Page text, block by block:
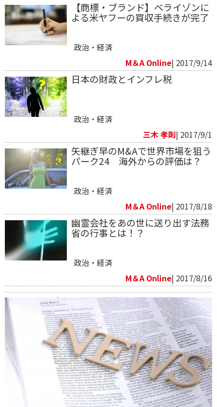
【商標・ブランド】ベライゾンに
よる米ヤフーの買収手続きが完了
政治・経済
M＆A Online| 2017/9/14
日本の財政とインフレ税
政治・経済
三木 孝則| 2017/9/1
矢継ぎ早のM&Aで世界市場を狙う
パーク24 海外からの評価は？
政治・経済
M＆A Online| 2017/8/18
幽霊会社をあの世に送り出す法務
省の行事とは！？
政治・経済
M＆A Online| 2017/8/16